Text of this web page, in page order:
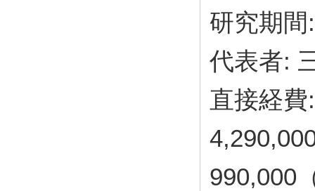
研究期
代表者:
直接経
990,000